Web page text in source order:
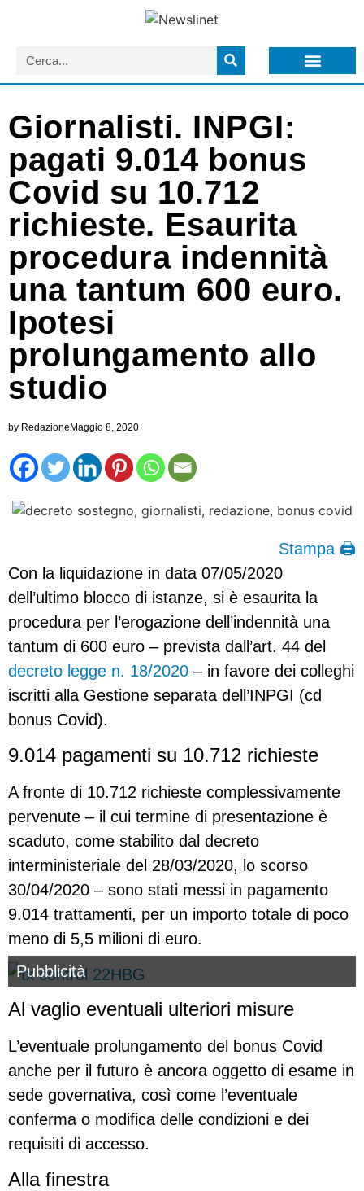
Giornalisti. INPGI:
pagati 9.014 bonus
Covid su 10.712
richieste. Esaurita
procedura indennità
una tantum 600 euro.
Ipotesi
prolungamento allo
studio
by RedazioneMaggio 8, 2020
Stampa 🖨
Con la liquidazione in data 07/05/2020
dell’ultimo blocco di istanze, si è esaurita la
procedura per l’erogazione dell’indennità una
tantum di 600 euro – prevista dall’art. 44 del
decreto legge n. 18/2020 – in favore dei colleghi
iscritti alla Gestione separata dell’INPGI (cd
bonus Covid).
9.014 pagamenti su 10.712 richieste
A fronte di 10.712 richieste complessivamente
pervenute – il cui termine di presentazione è
scaduto, come stabilito dal decreto
interministeriale del 28/03/2020, lo scorso
30/04/2020 – sono stati messi in pagamento
9.014 trattamenti, per un importo totale di poco
meno di 5,5 milioni di euro.
Pubblicità
Al vaglio eventuali ulteriori misure
L’eventuale prolungamento del bonus Covid
anche per il futuro è ancora oggetto di esame in
sede governativa, così come l’eventuale
conferma o modifica delle condizioni e dei
requisiti di accesso.
Alla finestra